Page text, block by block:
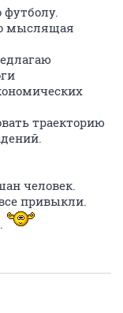
мыслящая
траекторию
человек.
привыкли.